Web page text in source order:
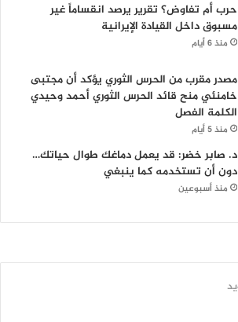
حرب أم تفاوض؟ تقرير يرصد انقساماً غير
مسبوق داخل القيادة الإيرانية
منذ 6 أيام
مصدر مقرب من الحرس الثوري يؤكد أن مجتبى
خامنئي منح قائد الحرس الثوري أحمد وحيدي
الكلمة الفصل
منذ 5 أيام
د. صابر خضر: قد يعمل دماغك طوال حياتك…
دون أن تستخدمه كما ينبغي
منذ أسبوعين